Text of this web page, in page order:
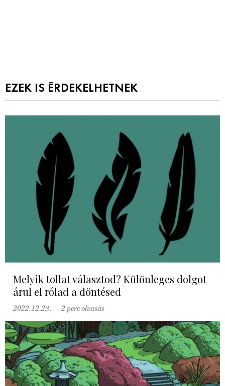
EZEK IS ÉRDEKELHETNEK
Melyik tollat választod? Különleges dolgot
árul el rólad a döntésed
2022.12.23. 2 perc olvasás